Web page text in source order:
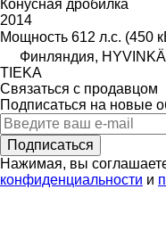
Конусная дробилка
2014
Мощность 612 л.с. (450
Финляндия,
TIEKA
Связаться с продавцом
Подписаться на новые
Подписаться
Нажимая, вы
конфиденциальности и